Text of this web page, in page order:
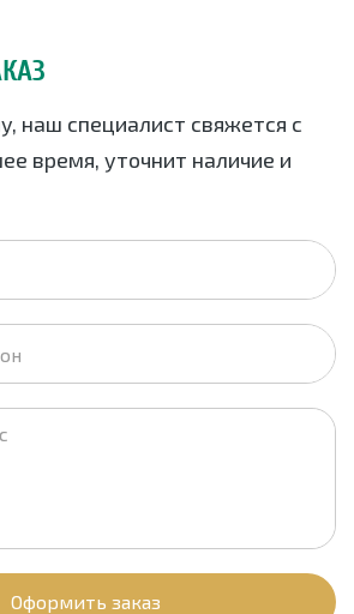
наш специалист свяжется с
время, уточнит наличие и
Оформить заказ